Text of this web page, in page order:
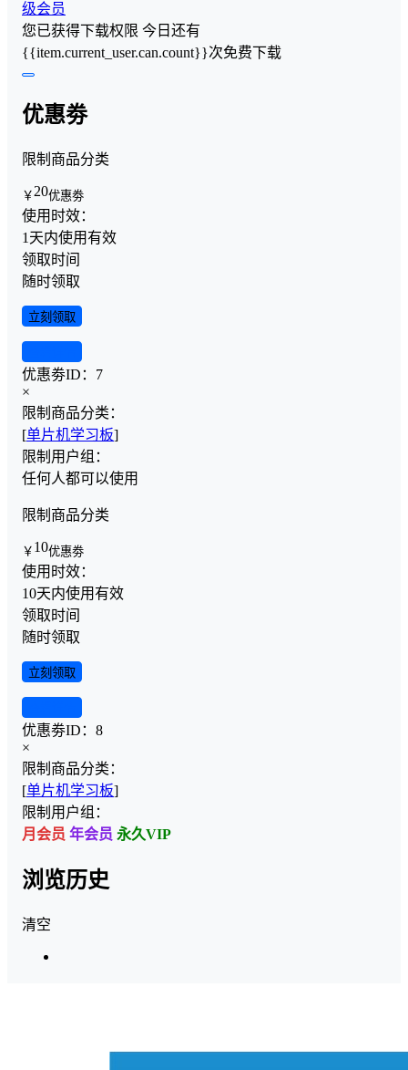
级会员
您已获得下载权限 今日还有
{{item.current_user.can.count}}次免费下载
优惠劵
限制商品分类
￥ 20优惠劵
使用时效：
1天内使用有效
领取时间
随时领取
立刻领取
优惠劵ID： 7
×
限制商品分类：
[单片机学习板]
限制用户组：
任何人都可以使用
限制商品分类
￥ 10优惠劵
使用时效：
10天内使用有效
领取时间
随时领取
立刻领取
优惠劵ID： 8
×
限制商品分类：
[单片机学习板]
限制用户组：
月会员 年会员 永久VIP
浏览历史
清空